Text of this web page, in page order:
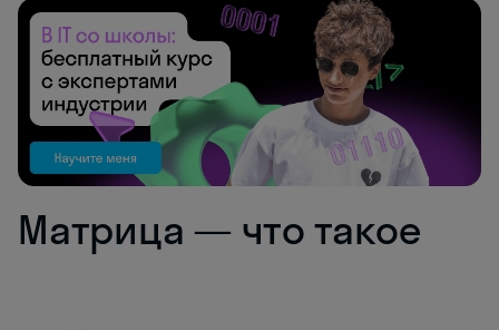
Матрица — что такое
Skyeng Chat
online